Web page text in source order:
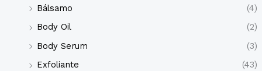
Bálsamo
(4)
Body Oil
(2)
Body Serum
(3)
Exfoliante
(43)